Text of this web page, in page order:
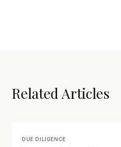
Related Articles
DUE DILIGENCE